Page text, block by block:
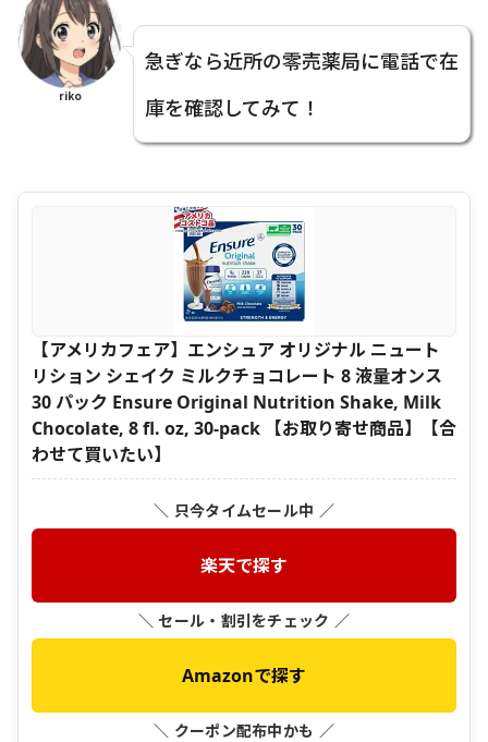
riko
急ぎなら近所の零売薬局に電話で在
庫を確認してみて！
【アメリカフェア】エンシュア オリジナル ニュート
リション シェイク ミルクチョコレート 8 液量オンス
30 パック Ensure Original Nutrition Shake, Milk
Chocolate, 8 fl. oz, 30-pack 【お取り寄せ商品】【合
わせて買いたい】
＼ 只今タイムセール中 ／
楽天で探す
＼ セール・割引をチェック ／
Amazonで探す
＼ クーポン配布中かも ／